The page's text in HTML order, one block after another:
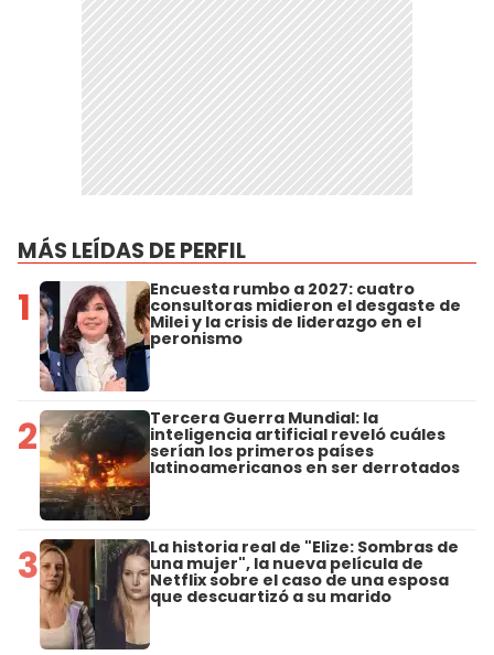
MÁS LEÍDAS DE PERFIL
1 Encuesta rumbo a 2027: cuatro
consultoras midieron el desgaste de
Milei y la crisis de liderazgo en el
peronismo
2 Tercera Guerra Mundial: la
inteligencia artificial reveló cuáles
serían los primeros países
latinoamericanos en ser derrotados
3 La historia real de "Elize: Sombras de
una mujer", la nueva película de
Netflix sobre el caso de una esposa
que descuartizó a su marido